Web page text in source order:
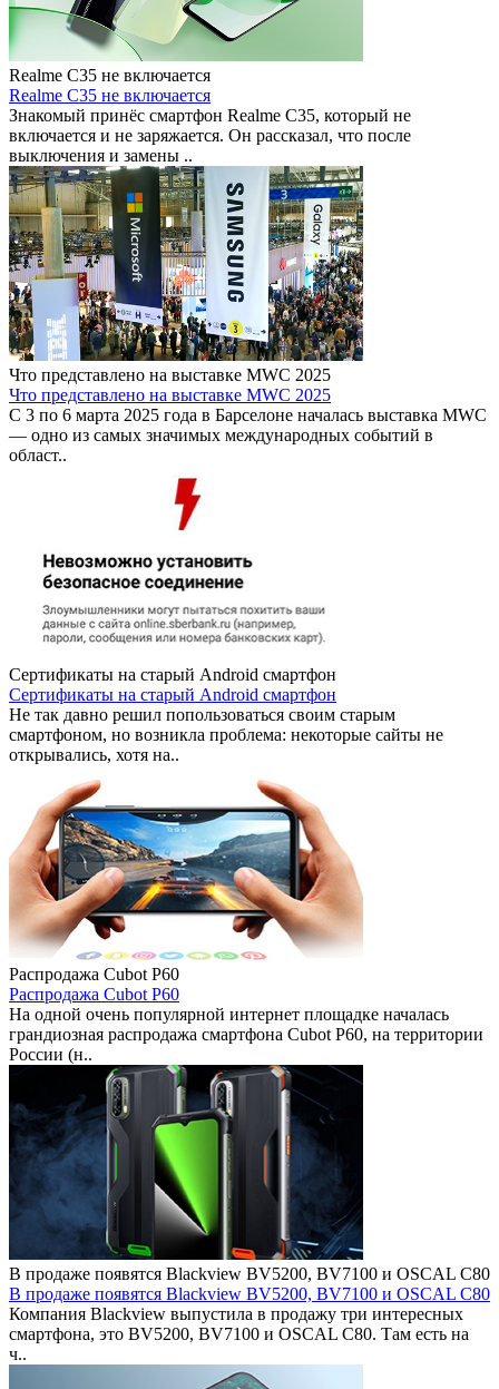
Realme C35 не включается
Realme C35 не включается
Знакомый принёс смартфон Realme C35, который не
включается и не заряжается. Он рассказал, что после
выключения и замены ..
Что представлено на выставке MWC 2025
Что представлено на выставке MWC 2025
С 3 по 6 марта 2025 года в Барселоне началась выставка MWC
— одно из самых значимых международных событий в
област..
Сертификаты на старый Android смартфон
Сертификаты на старый Android смартфон
Не так давно решил попользоваться своим старым
смартфоном, но возникла проблема: некоторые сайты не
открывались, хотя на..
Распродажа Cubot P60
Распродажа Cubot P60
На одной очень популярной интернет площадке началась
грандиозная распродажа смартфона Cubot P60, на территории
России (н..
В продаже появятся Blackview BV5200, BV7100 и OSCAL C80
В продаже появятся Blackview BV5200, BV7100 и OSCAL C80
Компания Blackview выпустила в продажу три интересных
смартфона, это BV5200, BV7100 и OSCAL C80. Там есть на
ч..